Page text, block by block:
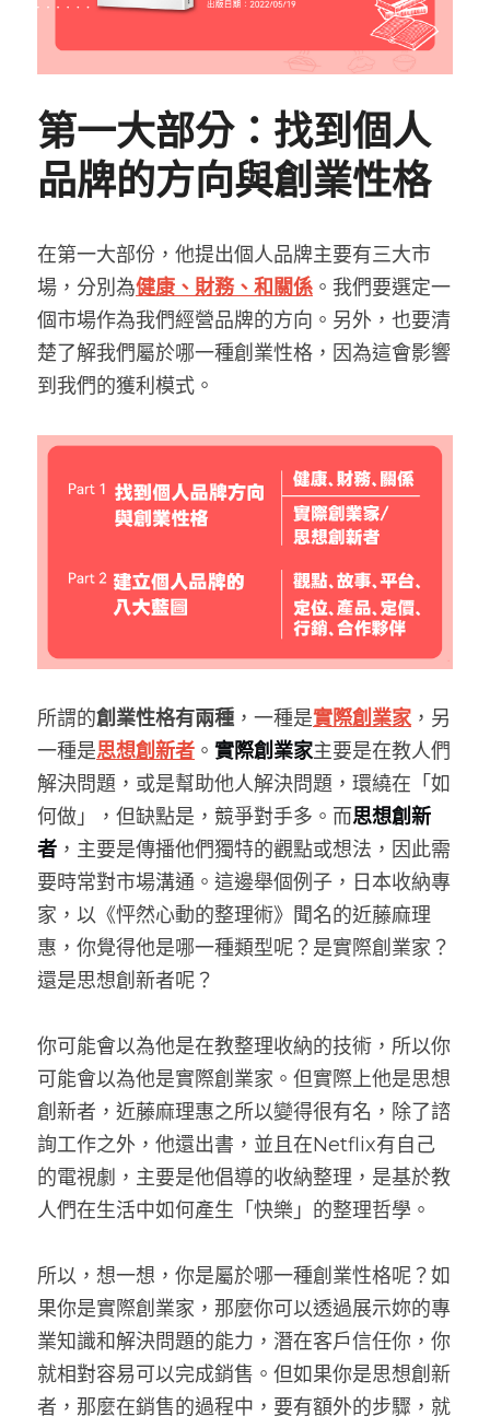
第一大部分：找到個人
品牌的方向與創業性格
在第一大部份，他提出個人品牌主要有三大市
場，分別為健康、財務、和關係 。我們要選定一
個市場作為我們經營品牌的方向。另外，也要清
楚了解我們屬於哪一種創業性格，因為這會影響
到我們的獲利模式。
所謂的創業性格有兩種 ，一種是實際創業家，另
一種是思想創新者 。 實際創業家主要是在教人們
解決問題，或是幫助他人解決問題，環繞在「如
何做」，但缺點是，競爭對手多。而思想創新
者 ，主要是傳播他們獨特的觀點或想法，因此需
要時常對市場溝通。這邊舉個例子，日本收納專
家，以《怦然心動的整理術》聞名的近藤麻理
惠，你覺得他是哪一種類型呢？是實際創業家？
還是思想創新者呢？
你可能會以為他是在教整理收納的技術，所以你
可能會以為他是實際創業家。但實際上他是思想
創新者，近藤麻理惠之所以變得很有名，除了諮
詢工作之外，他還出書，並且在Netflix有自己
的電視劇，主要是他倡導的收納整理，是基於教
人們在生活中如何產生「快樂」的整理哲學。
所以，想一想，你是屬於哪一種創業性格呢？如
果你是實際創業家，那麼你可以透過展示妳的專
業知識和解決問題的能力，潛在客戶信任你，你
就相對容易可以完成銷售。但如果你是思想創新
者，那麼在銷售的過程中，要有額外的步驟，就